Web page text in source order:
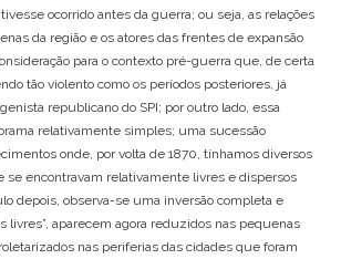
tivesse ocorrido antes da guerra; ou seja, as relações
da região e os atores das frentes de expansão
para o contexto pré-guerra que, de certa
tão violento como os períodos posteriores, já
republicano do SPI; por outro lado, essa
relativamente simples; uma sucessão
onde, por volta de 1870, tínhamos diversos
se encontravam relativamente livres e dispersos
depois, observa-se uma inversão completa e
livres”, aparecem agora reduzidos nas pequenas
nas periferias das cidades que foram